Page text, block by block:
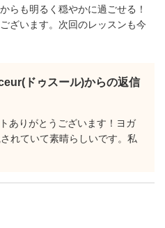
らも明るく穏やかに過ごせる！
ざいます。次回のレッスンも今
ドゥスール)からの返信
ありがとうございます！ヨガ
れていて素晴らしいです。私